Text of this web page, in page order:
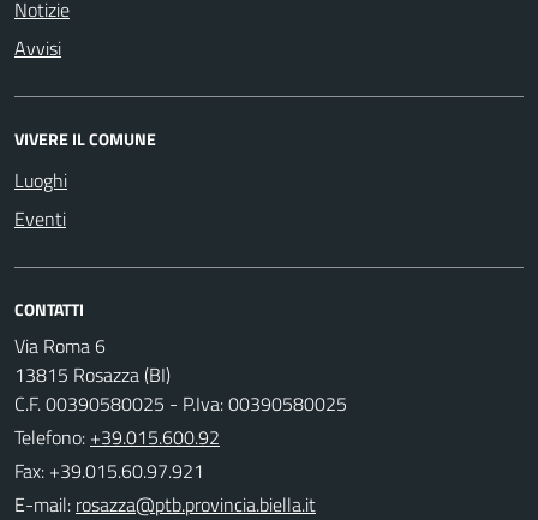
Notizie
Avvisi
VIVERE IL COMUNE
Luoghi
Eventi
CONTATTI
Via Roma 6
13815 Rosazza (BI)
C.F. 00390580025 - P.Iva: 00390580025
Telefono: +39.015.600.92
Fax: +39.015.60.97.921
E-mail: